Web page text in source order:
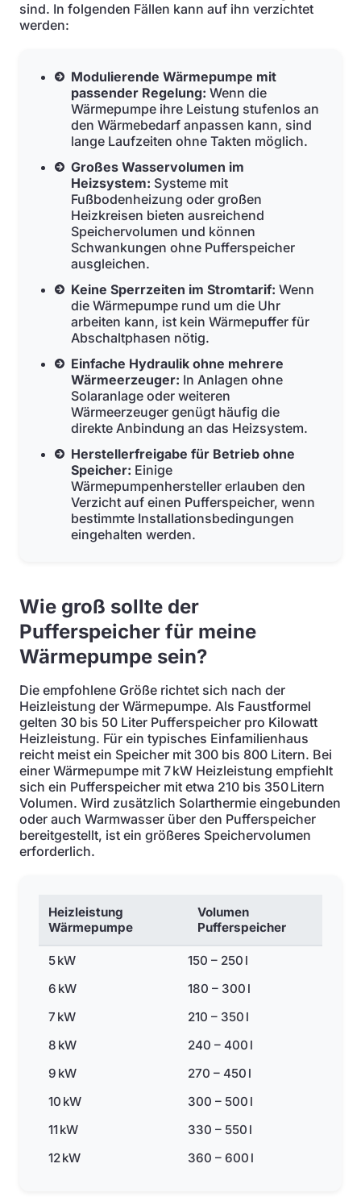
sind. In folgenden Fällen kann auf ihn verzichtet
werden:
Modulierende Wärmepumpe mit
passender Regelung: Wenn die
Wärmepumpe ihre Leistung stufenlos an
den Wärmebedarf anpassen kann, sind
lange Laufzeiten ohne Takten möglich.
Großes Wasservolumen im
Heizsystem: Systeme mit
Fußbodenheizung oder großen
Heizkreisen bieten ausreichend
Speichervolumen und können
Schwankungen ohne Pufferspeicher
ausgleichen.
Keine Sperrzeiten im Stromtarif: Wenn
die Wärmepumpe rund um die Uhr
arbeiten kann, ist kein Wärmepuffer für
Abschaltphasen nötig.
Einfache Hydraulik ohne mehrere
Wärmeerzeuger: In Anlagen ohne
Solaranlage oder weiteren
Wärmeerzeuger genügt häufig die
direkte Anbindung an das Heizsystem.
Herstellerfreigabe für Betrieb ohne
Speicher: Einige
Wärmepumpenhersteller erlauben den
Verzicht auf einen Pufferspeicher, wenn
bestimmte Installationsbedingungen
eingehalten werden.
Wie groß sollte der
Pufferspeicher für meine
Wärmepumpe sein?
Die empfohlene Größe richtet sich nach der
Heizleistung der Wärmepumpe. Als Faustformel
gelten 30 bis 50 Liter Pufferspeicher pro Kilowatt
Heizleistung. Für ein typisches Einfamilienhaus
reicht meist ein Speicher mit 300 bis 800 Litern. Bei
einer Wärmepumpe mit 7 kW Heizleistung empfiehlt
sich ein Pufferspeicher mit etwa 210 bis 350 Litern
Volumen. Wird zusätzlich Solarthermie eingebunden
oder auch Warmwasser über den Pufferspeicher
bereitgestellt, ist ein größeres Speichervolumen
erforderlich.
Heizleistung
Wärmepumpe
Volumen
Pufferspeicher
5 kW
150 – 250 l
6 kW
180 – 300 l
7 kW
210 – 350 l
8 kW
240 – 400 l
9 kW
270 – 450 l
10 kW
300 – 500 l
11 kW
330 – 550 l
12 kW
360 – 600 l